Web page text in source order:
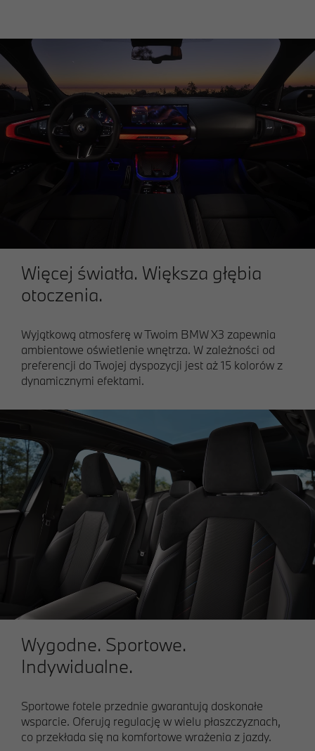
Więcej światła. Większa głębia
otoczenia.
Wyjątkową atmosferę w Twoim BMW X3 zapewnia
ambientowe oświetlenie wnętrza. W zależności od
preferencji do Twojej dyspozycji jest aż 15 kolorów z
dynamicznymi efektami.
Wygodne. Sportowe.
Indywidualne.
Sportowe fotele przednie gwarantują doskonałe
wsparcie. Oferują regulację w wielu płaszczyznach,
co przekłada się na komfortowe wrażenia z jazdy.